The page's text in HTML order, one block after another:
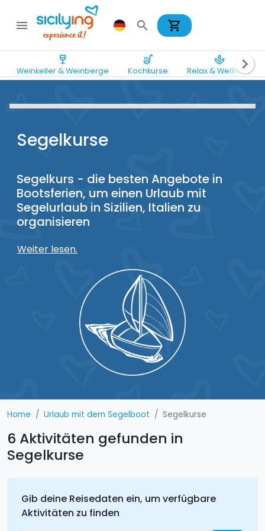
menu search shopping_cart
wine_bar
Weinkeller & Weinberge
soup_kitchen
Kochkurse
spa
Relax & Wellness
chevron_right
Segelkurse
Segelkurs - die besten Angebote in
Bootsferien, um einen Urlaub mit
Segelurlaub in Sizilien, Italien zu
organisieren
Weiter lesen.
Home Urlaub mit dem Segelboot Segelkurse
6 Aktivitäten gefunden in
Segelkurse
Gib deine Reisedaten ein, um verfügbare
Aktivitäten zu finden